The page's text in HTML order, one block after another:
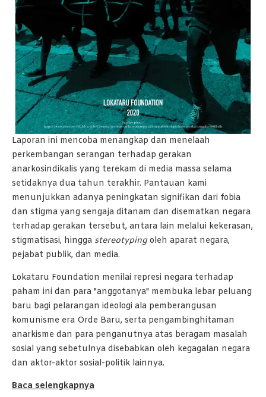
Laporan ini mencoba menangkap dan menelaah
perkembangan serangan terhadap gerakan
anarkosindikalis yang terekam di media massa selama
setidaknya dua tahun terakhir. Pantauan kami
menunjukkan adanya peningkatan signifikan dari fobia
dan stigma yang sengaja ditanam dan disematkan negara
terhadap gerakan tersebut, antara lain melalui kekerasan,
stigmatisasi, hingga stereotypingoleh aparat negara,
pejabat publik, dan media.
Lokataru Foundation menilai represi negara terhadap
paham ini dan para "anggotanya" membuka lebar peluang
baru bagi pelarangan ideologi ala pemberangusan
komunisme era Orde Baru, serta pengambinghitaman
anarkisme dan para penganutnya atas beragam masalah
sosial yang sebetulnya disebabkan oleh kegagalan negara
dan aktor-aktor sosial-politik lainnya.
Baca selengkapnya